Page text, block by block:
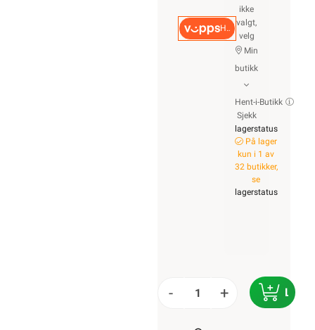
Hurtigkasse
ikke
valgt,
velg
Min
butikk
Hent-i-Butikk
Sjekk
lagerstatus
På lager
kun i 1 av
32 butikker,
se
lagerstatus
- +